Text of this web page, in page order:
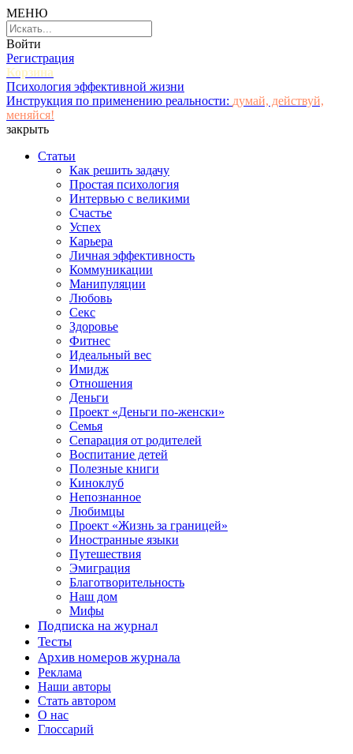
МЕНЮ
Войти
Регистрация
Корзина
Психология эффективной жизни
Инструкция по применению реальности: думай, действуй,
меняйся!
закрыть
Статьи
Как решить задачу
Простая психология
Интервью с великими
Счастье
Успех
Карьера
Личная эффективность
Коммуникации
Манипуляции
Любовь
Секс
Здоровье
Фитнес
Идеальный вес
Имидж
Отношения
Деньги
Проект «Деньги по-женски»
Семья
Сепарация от родителей
Воспитание детей
Полезные книги
Киноклуб
Непознанное
Любимцы
Проект «Жизнь за границей»
Иностранные языки
Путешествия
Эмиграция
Благотворительность
Наш дом
Мифы
Подписка на журнал
Тесты
Архив номеров журнала
Реклама
Наши авторы
Стать автором
О нас
Глоссарий